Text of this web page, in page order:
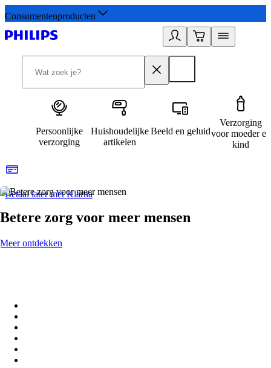
Consumentenproducten
Persoonlijke
verzorging
Huishoudelijke
artikelen
Beeld en geluid
Verzorging
voor moeder en
kind
Betaal later met Klarna
Betere zorg voor meer mensen
Meer ontdekken